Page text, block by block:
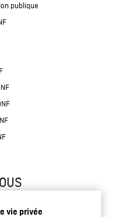
vie privée
publique